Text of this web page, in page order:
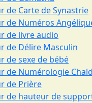
de Carte de Synastrie
de Numéros
de livre audio
de Délire Masculin
de sexe de bébé
de Numérologie
de Prière
de hauteur de